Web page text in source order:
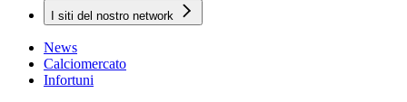
I siti del nostro network
News
Calciomercato
Infortuni